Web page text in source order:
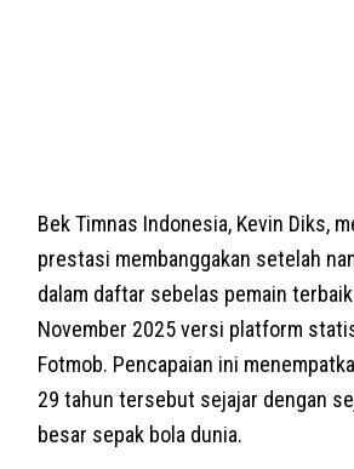
Bek Timnas Indonesia, Kevin Diks,
prestasi membanggakan setelah
dalam daftar sebelas pemain
November 2025 versi platform
Fotmob. Pencapaian ini
29 tahun tersebut sejajar dengan
besar sepak bola dunia.